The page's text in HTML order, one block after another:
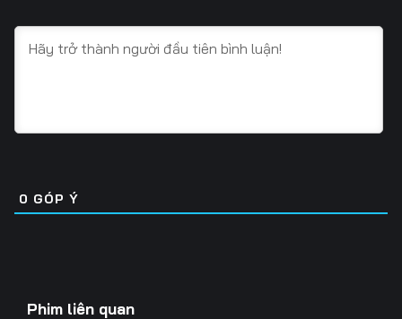
25 26
31 32 33
37 38 39
0 GÓP Ý
Phim liên quan